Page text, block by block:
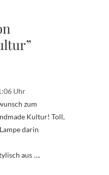
Uhr
zum
Kultur! Toll,
darin
aus ….